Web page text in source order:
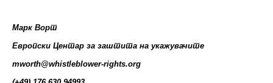
Марк Ворт
Европски Центар за заштита на укажувачите
mworth@whistleblower-rights.org